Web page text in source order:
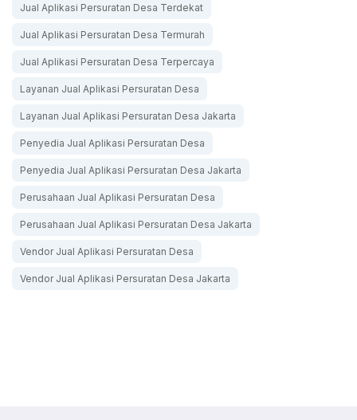
Jual Aplikasi Persuratan Desa Terdekat
Jual Aplikasi Persuratan Desa Termurah
Jual Aplikasi Persuratan Desa Terpercaya
Layanan Jual Aplikasi Persuratan Desa
Layanan Jual Aplikasi Persuratan Desa Jakarta
Penyedia Jual Aplikasi Persuratan Desa
Penyedia Jual Aplikasi Persuratan Desa Jakarta
Perusahaan Jual Aplikasi Persuratan Desa
Perusahaan Jual Aplikasi Persuratan Desa Jakarta
Vendor Jual Aplikasi Persuratan Desa
Vendor Jual Aplikasi Persuratan Desa Jakarta